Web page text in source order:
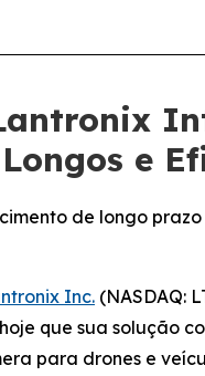
e
de longo
Inc. (NASDAQ:
que sua solução
para drones e